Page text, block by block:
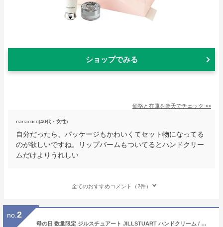
ショップでみる
価格と在庫を楽天でチェック >>
nanacoco(40代・女性)
自分だったら、パッケージもかわいくてセット物になってる
のが欲しいですね。リップバームもついてるとハンドクリー
ムだけよりうれしい
全てのおすすめコメント（2件）
no. 2
母の日 数量限定 ジルスチュアート JILLSTUART ハンドクリーム / ラテフレーバー ブランド コスメ 引き出物 出産内祝い 結婚内祝い 内祝い 出産祝い ママ 結婚祝い 女性プレゼント 贈答品 JGS 母の日ギフト2026